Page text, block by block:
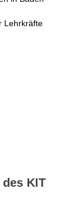
Lehrkräfte
KIT